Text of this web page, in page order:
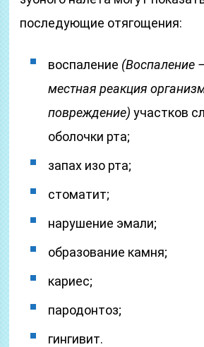
последующие отягощения:
воспаление (Воспаление
местная реакция
повреждение) участков
оболочки рта;
запах изо рта;
стоматит;
нарушение эмали;
образование камня;
кариес;
пародонтоз;
гингивит.